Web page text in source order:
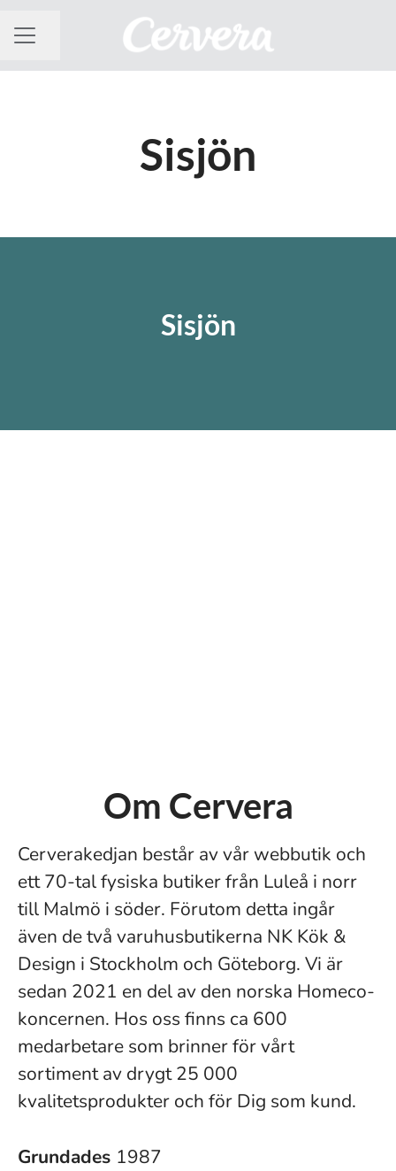
KARRIÄRMENY
Dela sidan
Sisjön
Sisjön
Om Cervera
Cerverakedjan består av vår webbutik och
ett 70-tal fysiska butiker från Luleå i norr
till Malmö i söder. Förutom detta ingår
även de två varuhusbutikerna NK Kök &
Design i Stockholm och Göteborg. Vi är
sedan 2021 en del av den norska Homeco-
koncernen. Hos oss finns ca 600
medarbetare som brinner för vårt
sortiment av drygt 25 000
kvalitetsprodukter och för Dig som kund.
Grundades 1987